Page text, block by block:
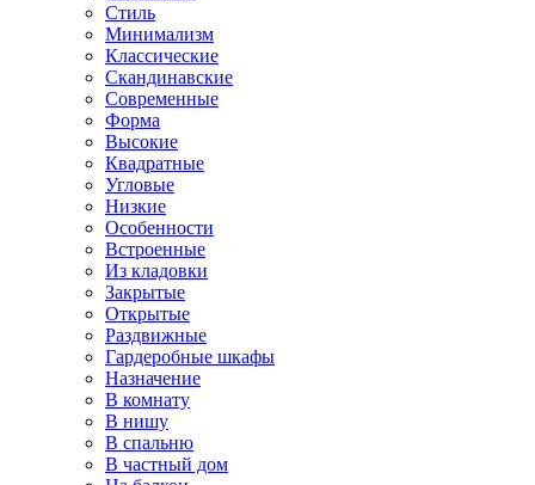
Стиль
Минимализм
Классические
Скандинавские
Современные
Форма
Высокие
Квадратные
Угловые
Низкие
Особенности
Встроенные
Из кладовки
Закрытые
Открытые
Раздвижные
Гардеробные шкафы
Назначение
В комнату
В нишу
В спальню
В частный дом